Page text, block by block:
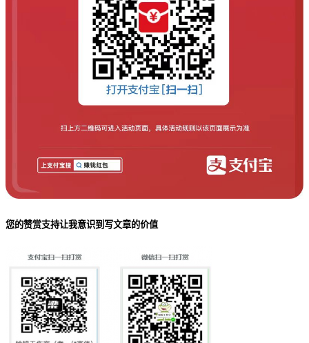
您的赞赏支持让我意识到写文章的价值